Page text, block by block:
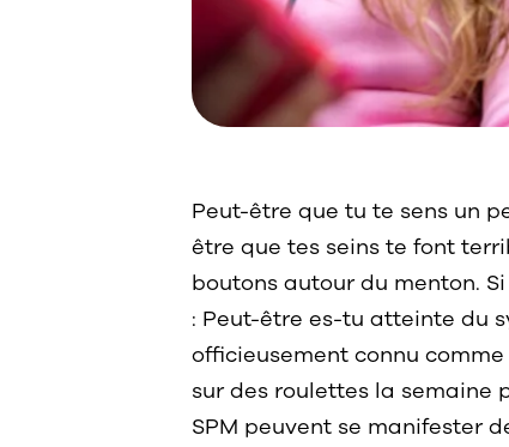
Peut-être que tu te sens un
être que tes seins te font
boutons autour du menton.
: Peut-être es-tu atteinte du
officieusement connu
sur des roulettes la semaine
SPM peuvent se manifester